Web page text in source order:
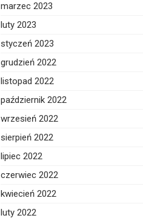
marzec 2023
luty 2023
styczeń 2023
grudzień 2022
listopad 2022
październik 2022
wrzesień 2022
sierpień 2022
lipiec 2022
czerwiec 2022
kwiecień 2022
luty 2022